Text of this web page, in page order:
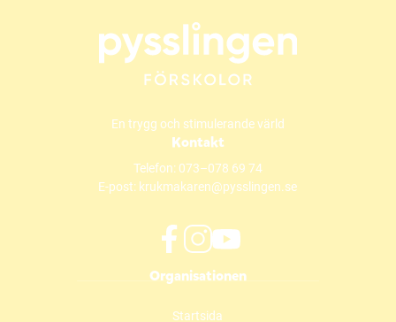
En trygg och stimulerande värld
Kontakt
Telefon: 073–078 69 74
E-post: krukmakaren@pysslingen.se
a
e
n
t
o
Organisationen
Startsida